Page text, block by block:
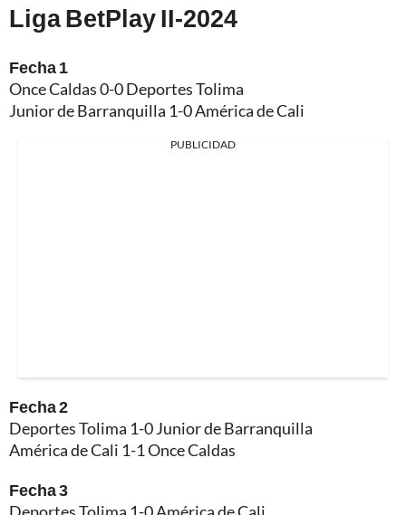
Liga BetPlay II-2024
Fecha 1
Once Caldas 0-0 Deportes Tolima
Junior de Barranquilla 1-0 América de Cali
PUBLICIDAD
Fecha 2
Deportes Tolima 1-0 Junior de Barranquilla
América de Cali 1-1 Once Caldas
Fecha 3